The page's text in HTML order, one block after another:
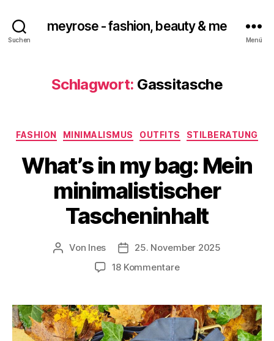
Suchen
meyrose - fashion, beauty & me
Menü
Schlagwort: Gassitasche
Kategorien
FASHION MINIMALISMUS OUTFITS STILBERATUNG
What’s in my bag: Mein
minimalistischer
Tascheninhalt
Beitragsautor
Von Ines Veröffentlichungsdatum
25. November 2025
18 Kommentarezu
my
bag:
Mein